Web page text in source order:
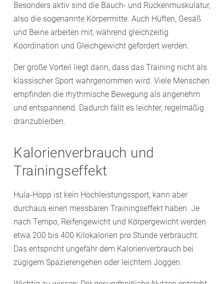
Besonders aktiv sind die Bauch- und Rückenmuskulatur,
also die sogenannte Körpermitte. Auch Hüften, Gesäß
und Beine arbeiten mit, während gleichzeitig
Koordination und Gleichgewicht gefordert werden.
Der große Vorteil liegt darin, dass das Training nicht als
klassischer Sport wahrgenommen wird. Viele Menschen
empfinden die rhythmische Bewegung als angenehm
und entspannend. Dadurch fällt es leichter, regelmäßig
dranzubleiben.
Kalorienverbrauch und
Trainingseffekt
Hula-Hopp ist kein Hochleistungssport, kann aber
durchaus einen messbaren Trainingseffekt haben. Je
nach Tempo, Reifengewicht und Körpergewicht werden
etwa 200 bis 400 Kilokalorien pro Stunde verbraucht.
Das entspricht ungefähr dem Kalorienverbrauch bei
zügigem Spazierengehen oder leichtem Joggen.